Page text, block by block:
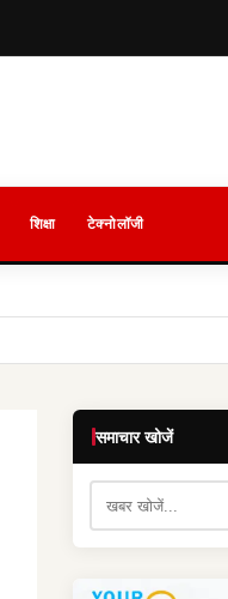
शिक्षा टेक्नोलॉजी
समाचार खोजें